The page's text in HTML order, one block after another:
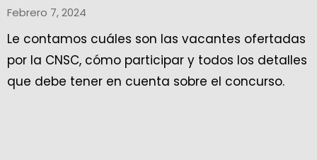
Febrero 7, 2024
Le contamos cuáles son las vacantes ofertadas
por la CNSC, cómo participar y todos los detalles
que debe tener en cuenta sobre el concurso.